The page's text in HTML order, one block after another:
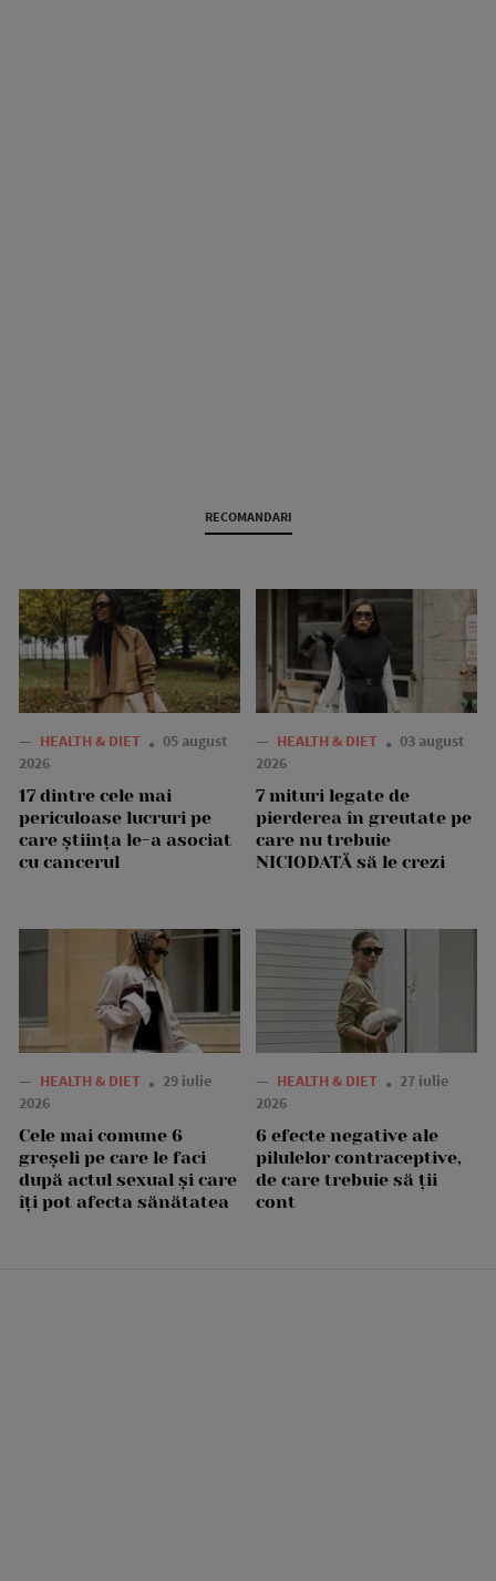
RECOMANDARI
— HEALTH & DIET
05 august
2026
17 dintre cele mai
periculoase lucruri pe
care știința le-a asociat
cu cancerul
— HEALTH & DIET
03 august
2026
7 mituri legate de
pierderea în greutate pe
care nu trebuie
NICIODATĂ să le crezi
— HEALTH & DIET
29 iulie
2026
Cele mai comune 6
greșeli pe care le faci
după actul sexual și care
îți pot afecta sănătatea
— HEALTH & DIET
27 iulie
2026
6 efecte negative ale
pilulelor contraceptive,
de care trebuie să ții
cont